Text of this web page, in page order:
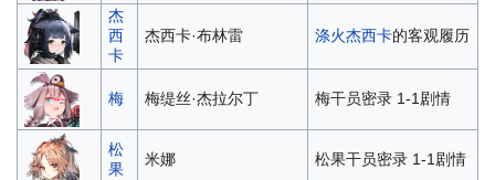
杰
西
卡
杰西卡·布林雷 涤火杰西卡的客观履历
梅 梅缇丝·杰拉尔丁 梅干员密录 1-1剧情
松
果
米娜 松果干员密录 1-1剧情